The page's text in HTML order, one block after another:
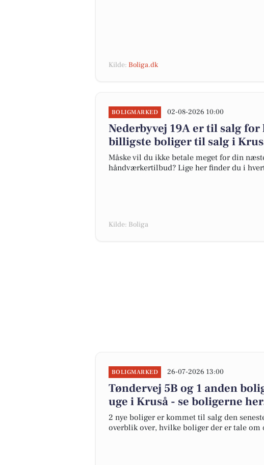
Kilde: Boliga.dk
BOLIGMARKED 02-08-2026 10:00
Nederbyvej 19A er til salg for
billigste boliger til salg i
Måske vil du ikke betale meget for din
håndværkertilbud? Lige her finder du i
Kilde: Boliga
BOLIGMARKED 26-07-2026 13:00
Tøndervej 5B og 1 anden
uge i Kruså - se boligerne
2 nye boliger er kommet til salg den
overblik over, hvilke boliger der er tale om